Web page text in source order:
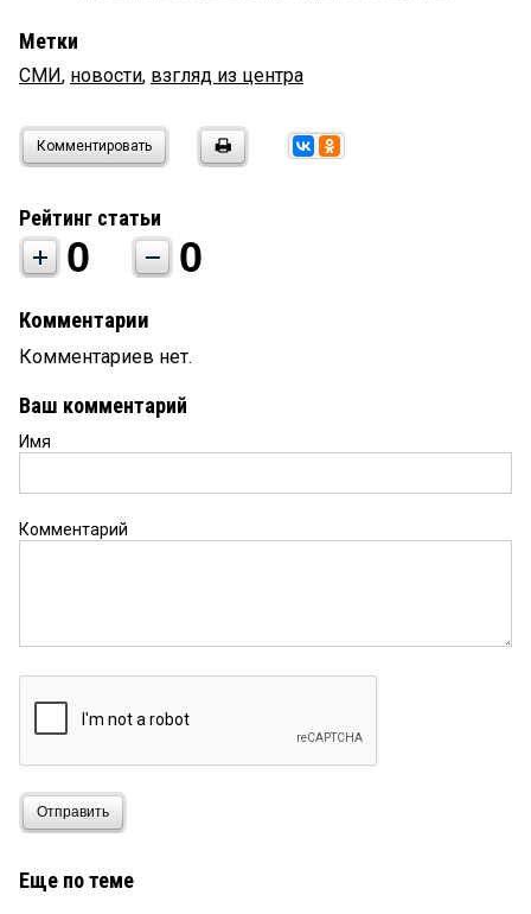
Метки
СМИ, новости, взгляд из центра
Комментировать
Рейтинг статьи
0 0
Комментарии
Комментариев нет.
Ваш комментарий
Имя
Комментарий
Отправить
Еще по теме